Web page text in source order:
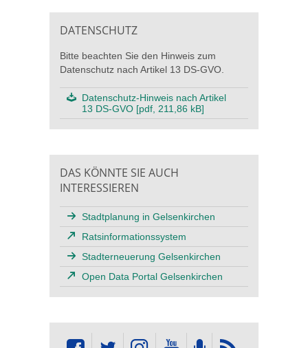
DATENSCHUTZ
Bitte beachten Sie den Hinweis zum
Datenschutz nach Artikel 13 DS-GVO.
Datenschutz-Hinweis nach Artikel
13 DS-GVO [pdf, 211,86 kB]
DAS KÖNNTE SIE AUCH
INTERESSIEREN
Stadtplanung in Gelsenkirchen
Ratsinformationssystem
Stadterneuerung Gelsenkirchen
Open Data Portal Gelsenkirchen